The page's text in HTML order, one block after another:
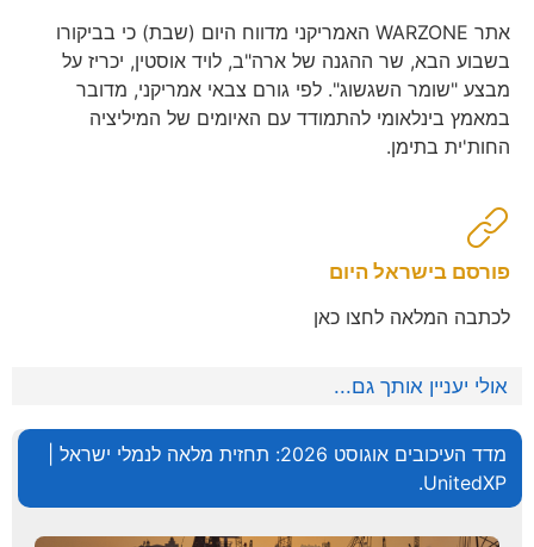
אתר WARZONE האמריקני מדווח היום (שבת) כי בביקורו
בשבוע הבא, שר ההגנה של ארה"ב, לויד אוסטין, יכריז על
מבצע "שומר השגשוג". לפי גורם צבאי אמריקני, מדובר
במאמץ בינלאומי להתמודד עם האיומים של המיליציה
החות'ית בתימן.
פורסם בישראל היום
לכתבה המלאה לחצו כאן
אולי יעניין אותך גם...
מדד העיכובים אוגוסט 2026: תחזית מלאה לנמלי ישראל |
UnitedXP.